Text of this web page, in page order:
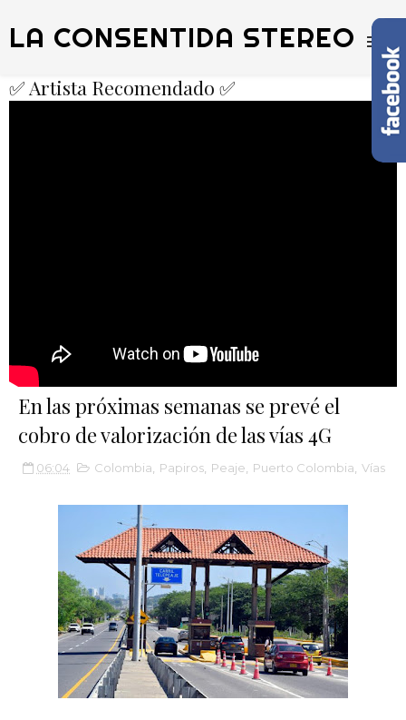
LA CONSENTIDA STEREO
✅ Artista Recomendado ✅
En las próximas semanas se prevé el
cobro de valorización de las vías 4G
06:04 Colombia Papiros Peaje Puerto Colombia Vías